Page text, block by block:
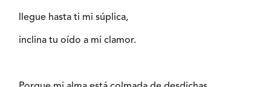
llegue hasta ti mi súplica,
inclina tu oído a mi clamor.